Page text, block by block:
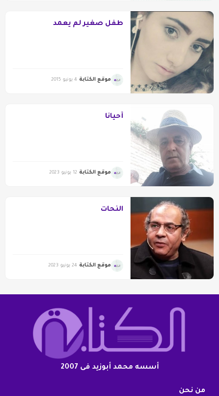
طفل صغير لم يعمد
موقع الكتابة 4 يونيو 2015
أحيانا
موقع الكتابة 12 يونيو 2023
النحات
موقع الكتابة 24 يونيو 2023
أسسه محمد أبوزيد فى 2007
من نحن